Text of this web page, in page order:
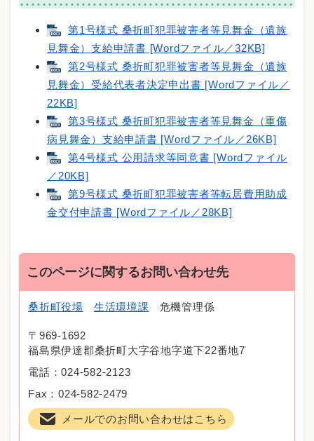
第1号様式 桑折町犯罪被害者等見舞金（遺族
見舞金）支給申請書 [Wordファイル／32KB]
第2号様式 桑折町犯罪被害者等見舞金（遺族
見舞金）受給代表者決定申出書 [Wordファイル／
22KB]
第3号様式 桑折町犯罪被害者等見舞金（重傷
病見舞金）支給申請書 [Wordファイル／26KB]
第4号様式 公用請求等同意書 [Wordファイル
／20KB]
第9号様式 桑折町犯罪被害者等転居費用助成
金交付申請書 [Wordファイル／28KB]
このページに関するお問い合わせ先
桑折町役場 生活環境課 危機管理係
〒969-1692
福島県伊達郡桑折町大字谷地字道下22番地7
電話：024-582-2123
Fax：024-582-2479
メールでのお問い合わせはこちら